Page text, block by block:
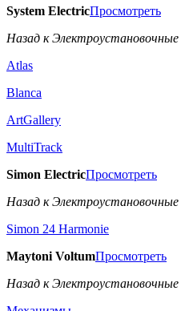
System ElectricПросмотреть
Назад к Электроустановочные
Atlas
Blanca
ArtGallery
MultiTrack
Simon ElectricПросмотреть
Назад к Электроустановочные
Simon 24 Harmonie
Maytoni VoltumПросмотреть
Назад к Электроустановочные